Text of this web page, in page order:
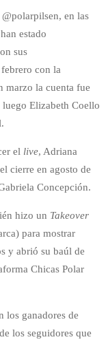
en las
estado
sus
con la
marzo la cuenta fue
Elizabeth Coello
el live, Adriana
cierre en agosto de
Concepción.
hizo un Takeover
para mostrar
y abrió su baúl de
Chicas Polar
los ganadores de
los seguidores que